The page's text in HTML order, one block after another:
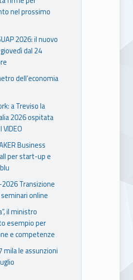
nel prossimo
2026: il nuovo
dal 24
dell’economia
a Treviso la
2026 ospitata
Business
per start-up e
Transizione
online
il ministro
esempio per
e competenze
mila le assunzioni